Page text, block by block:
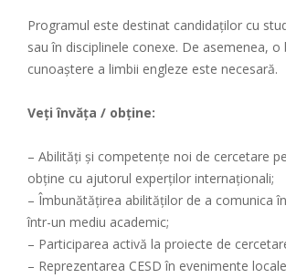
Programul este destinat candidaților cu
sau în disciplinele conexe. De asemenea, o
cunoaștere a limbii engleze este necesară.
Veți învăța / obține:
– Abilități și competențe noi de cercetare
obține cu ajutorul experților internaționali;
– Îmbunătățirea abilităților de a comunica
într-un mediu academic;
– Participarea activă la proiecte de
– Reprezentarea CESD în evenimente